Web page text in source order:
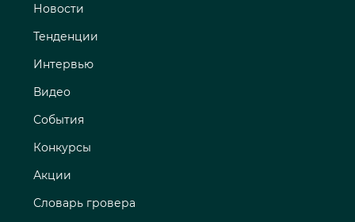
Новости
Тенденции
Интервью
Видео
События
Конкурсы
Акции
Словарь гровера